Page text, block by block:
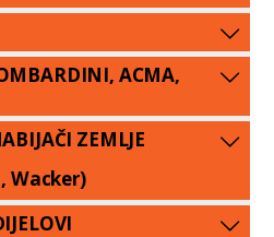
ACMA,
ZEMLJE
Wacker)